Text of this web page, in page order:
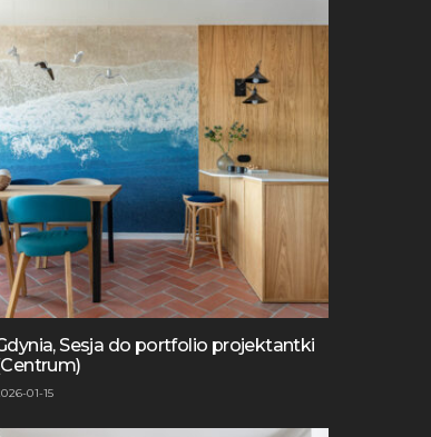
Sesja do portfolio projektantki
01-15